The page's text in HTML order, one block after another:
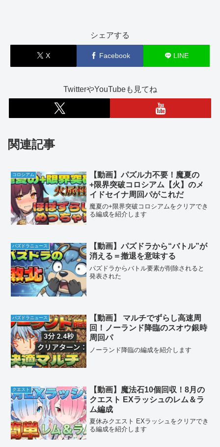
シェアする
X Facebook LINE
TwitterやYouTubeも見てね
関連記事
コロシアム
【動画】パズル力不要！魔夏の
+限界突破コロシアム【火】のメ
イドセイナ周回パがこれだ
魔夏の+限界突破コロシアムをクリアでき
る編成を紹介します
パズドラニュース
【動画】パズドラから“バトル”が
消える＝撤退を意味する
パズドラからバトル要素が削除されると
発表された
パズドラニュース
【動画】 マルチでずらし高速周
回！ノーランド降臨のスオウ銀時
周回パ
ノーランド降臨の編成を紹介します
クエスト
【動画】魔法石10個回収！8月の
クエスト EXラッシュのレム＆ラ
ム編成
夏休みクエスト EXラッシュをクリアでき
る編成を紹介します